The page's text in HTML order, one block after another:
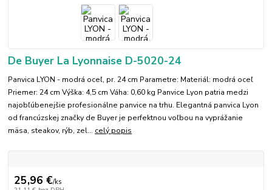
De Buyer La Lyonnaise D-5020-24
Panvica LYON - modrá oceľ, pr. 24 cm Parametre: Materiál: modrá oceľ
Priemer: 24 cm Výška: 4,5 cm Váha: 0,60 kg Panvice Lyon patria medzi
najobľúbenejšie profesionálne panvice na trhu. Elegantná panvica Lyon
od francúzskej značky de Buyer je perfektnou voľbou na vyprážanie
mäsa, steakov, rýb, zel... celý popis
25,96 €/ks